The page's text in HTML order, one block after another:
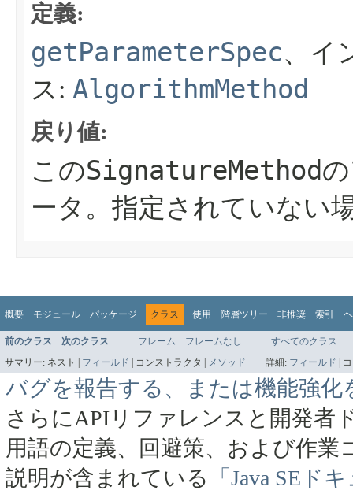
定義:
getParameterSpec、イ
ス: AlgorithmMethod
戻り値:
このSignatureMethod
ータ。指定されていない
概要 モジュール パッケージ クラス 使用 階層ツリー 非推奨 索引
前のクラス 次のクラス フレーム フレームなし
すべてのクラス
サマリー: ネスト | フィールド | コンストラクタ | メソッド 詳細: フィールド |
バグを報告する、または機能強化
さらにAPIリファレンスと開発者
用語の定義、回避策、および作
説明が含まれている
「Java SEド